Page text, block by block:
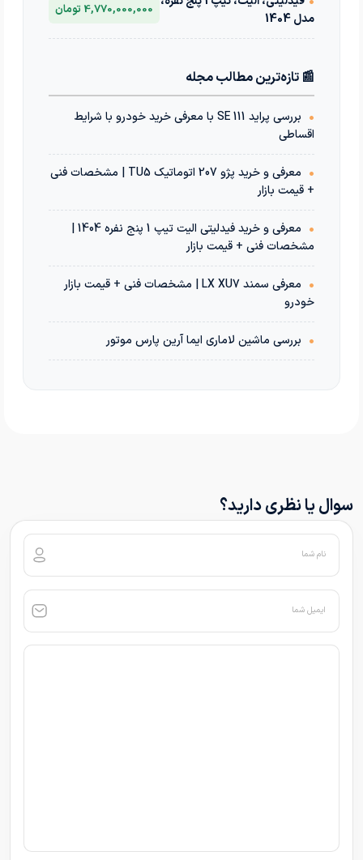
مدل 1404
4,770,000,000 تومان
📰 تازه‌ترین مطالب مجله
•
بررسی پراید 111 SE با معرفی خرید خودرو با شرایط
اقساطی
•
معرفی و خرید پژو 207 اتوماتیک TU5 | مشخصات فنی
+ قیمت بازار
•
معرفی و خرید فیدلیتی الیت تیپ 1 پنج نفره 1404 |
مشخصات فنی + قیمت بازار
•
معرفی سمند LX XU7 | مشخصات فنی + قیمت بازار
خودرو
• بررسی ماشین لاماری ایما آرین پارس موتور
سوال یا نظری دارید؟
نام شما
ایمیل شما